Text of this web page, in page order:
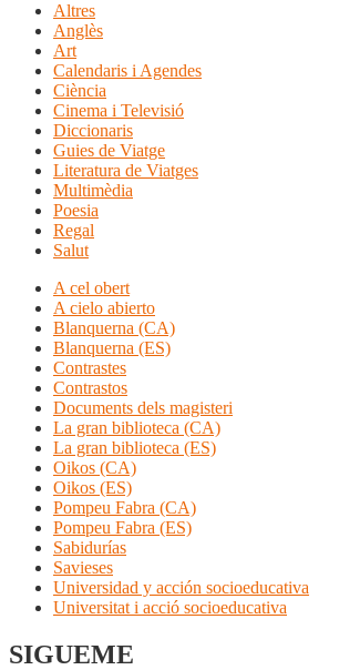
Altres
Anglès
Art
Calendaris i Agendes
Ciència
Cinema i Televisió
Diccionaris
Guies de Viatge
Literatura de Viatges
Multimèdia
Poesia
Regal
Salut
A cel obert
A cielo abierto
Blanquerna (CA)
Blanquerna (ES)
Contrastes
Contrastos
Documents dels magisteri
La gran biblioteca (CA)
La gran biblioteca (ES)
Oikos (CA)
Oikos (ES)
Pompeu Fabra (CA)
Pompeu Fabra (ES)
Sabidurías
Savieses
Universidad y acción socioeducativa
Universitat i acció socioeducativa
SIGUEME